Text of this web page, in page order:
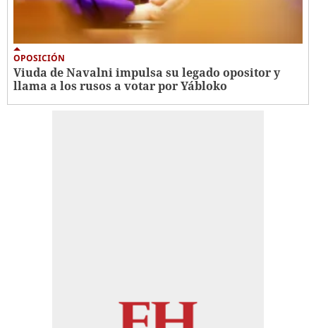
OPOSICIÓN
Viuda de Navalni impulsa su legado opositor y
llama a los rusos a votar por Yábloko